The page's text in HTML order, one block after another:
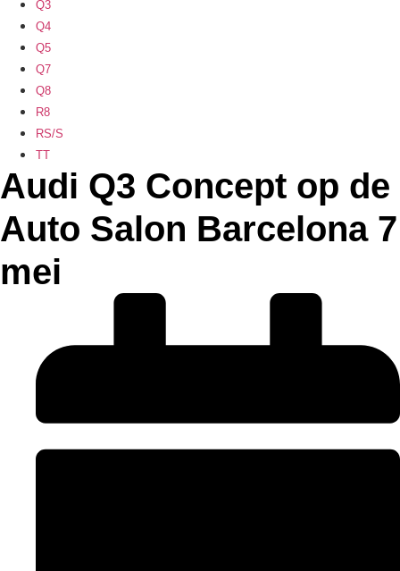
Q3
Q4
Q5
Q7
Q8
R8
RS/S
TT
Audi Q3 Concept op de
Auto Salon Barcelona 7
mei